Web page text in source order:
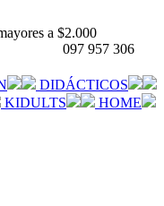
a $2.000
097 957 306
DIDÁCTICOS
KIDULTS
HOME